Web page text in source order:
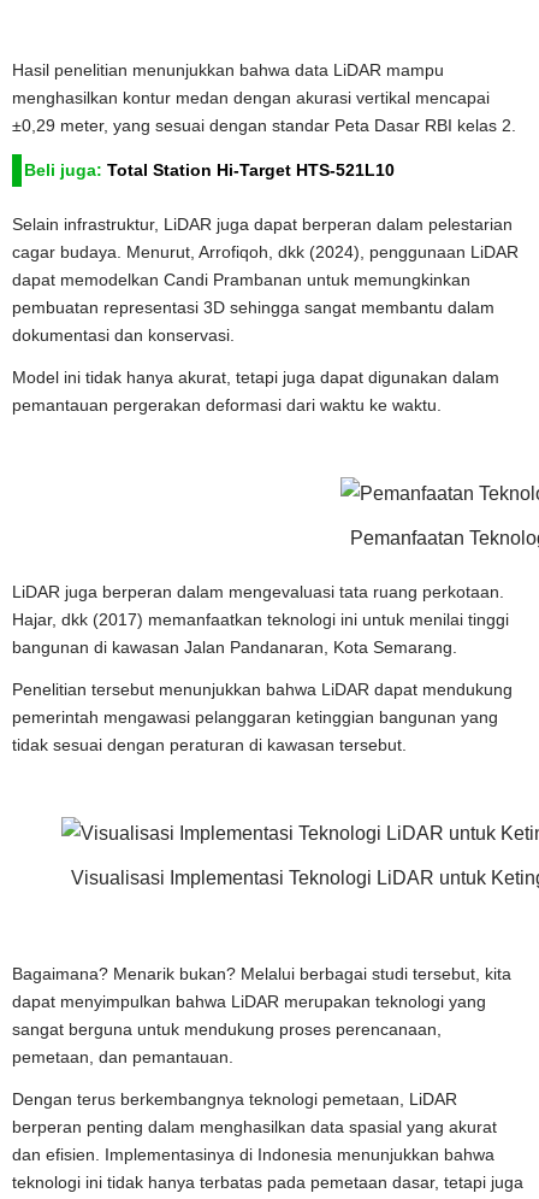
Hasil penelitian menunjukkan bahwa data LiDAR mampu
menghasilkan kontur medan dengan akurasi vertikal mencapai
±0,29 meter, yang sesuai dengan standar Peta Dasar RBI kelas 2.
Beli juga:Total Station Hi-Target HTS-521L10
Selain infrastruktur, LiDAR juga dapat berperan dalam pelestarian
cagar budaya. Menurut, Arrofiqoh, dkk (2024), penggunaan LiDAR
dapat memodelkan Candi Prambanan untuk memungkinkan
pembuatan representasi 3D sehingga sangat membantu dalam
dokumentasi dan konservasi.
Model ini tidak hanya akurat, tetapi juga dapat digunakan dalam
pemantauan pergerakan deformasi dari waktu ke waktu.
Pemanfaatan
LiDAR juga berperan dalam mengevaluasi tata ruang perkotaan.
Hajar, dkk (2017) memanfaatkan teknologi ini untuk menilai tinggi
bangunan di kawasan Jalan Pandanaran, Kota Semarang.
Penelitian tersebut menunjukkan bahwa LiDAR dapat mendukung
pemerintah mengawasi pelanggaran ketinggian bangunan yang
tidak sesuai dengan peraturan di kawasan tersebut.
Visualisasi Implementasi Teknologi LiDAR untuk
Bagaimana? Menarik bukan? Melalui berbagai studi tersebut, kita
dapat menyimpulkan bahwa LiDAR merupakan teknologi yang
sangat berguna untuk mendukung proses perencanaan,
pemetaan, dan pemantauan.
Dengan terus berkembangnya teknologi pemetaan, LiDAR
berperan penting dalam menghasilkan data spasial yang akurat
dan efisien. Implementasinya di Indonesia menunjukkan bahwa
teknologi ini tidak hanya terbatas pada pemetaan dasar, tetapi juga